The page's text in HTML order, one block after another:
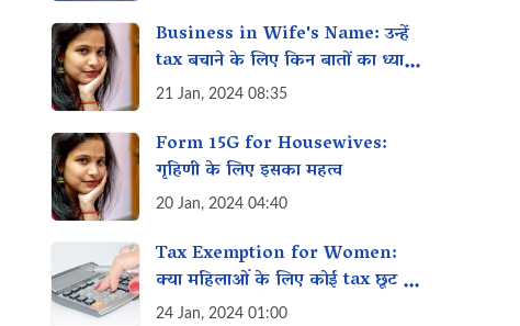
Business in Wife's Name: उन्हें
tax बचाने के लिए किन बातों का ध्यान
रखना चाहिए?
21 Jan, 2024 08:35
Form 15G for Housewives:
गृहिणी के लिए इसका महत्व‌
20 Jan, 2024 04:40
Tax Exemption for Women:
क्या महिलाओं के लिए कोई tax छूट &
deductions है?
24 Jan, 2024 01:00